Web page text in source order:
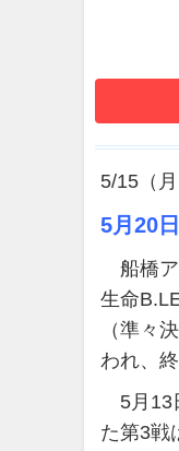
5/15（
5月20
船橋ア
生命
（準々
われ、
5月13
た第3戦